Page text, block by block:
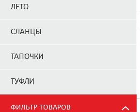
ЛЕТО
СЛАНЦЫ
ТАПОЧКИ
ТУФЛИ
ФИЛЬТР ТОВАРОВ